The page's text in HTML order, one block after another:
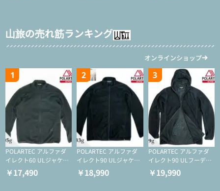
山旅の売れ筋ランキング
オンラインショップ
1
POLARTEC アルファダ
イレクト60 ULジャケッ
ト（登山/ミドルレイヤ
ー/化繊ジャケット）
￥17,490
2
POLARTEC アルファダ
イレクト90 ULジャケッ
ト（アクティブインサレ
ーション/ミドルレイヤ
￥18,990
3
POLARTEC アルファダ
イレクト90 ULフーディ
（アクティブインサレー
ション/ミドルレイヤー/
￥19,990